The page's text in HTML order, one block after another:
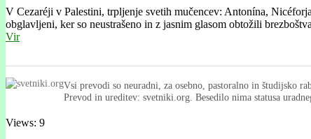
V Cezaréji v Palestini, trpljenje svetih mučencev: Antonína,
obglavljeni, ker so neustrašeno in z jasnim glasom obtožili
Vir
Vsi prevodi so neuradni, za osebno, pastoralno in študijsko
Prevod in ureditev: svetniki.org. Besedilo nima statusa
Views: 9